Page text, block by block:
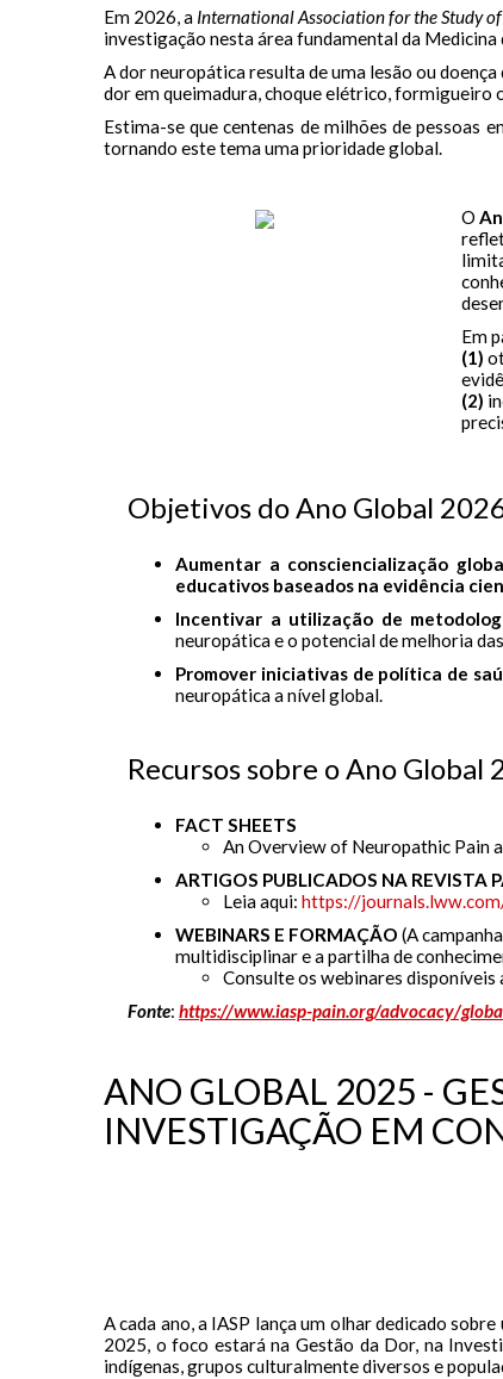
Em 2026, a International Association for the Study of
investigação nesta área fundamental da Medicina
A dor neuropática resulta de uma lesão ou
dor em queimadura, choque elétrico, formigueiro
Estima-se que centenas de milhões de pessoas
tornando este tema uma prioridade global.
O
Em
(1)
(2)
Objetivos do Ano Global
Aumentar a consciencialização
educativos baseados na evidência
Incentivar a utilização de
neuropática e o potencial de melhoria
Promover iniciativas de política de
neuropática a nível global.
Recursos sobre o Ano Global
FACT SHEETS
An Overview of Neuropathic Pain
ARTIGOS PUBLICADOS NA REVISTA
Leia aqui: https://
WEBINARS E FORMAÇÃO (A
multidisciplinar e a partilha de
Consulte os webinares disponíveis
Fonte: https://www.iasp-pain.org/advocacy/
ANO GLOBAL 2025 -
INVESTIGAÇÃO EM
A cada ano, a IASP lança um olhar dedicado
2025, o foco estará na Gestão da Dor, na
indígenas, grupos culturalmente diversos e